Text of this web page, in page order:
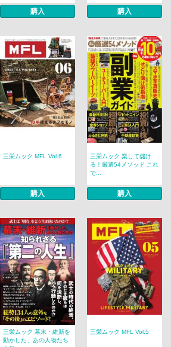
購入 購入
三栄ムック MFL Vol.6
購入
三栄ムック 楽して儲け
る！厳選54メソッド これ
で...
購入
三栄ムック 幕末・維新を
動かした、あの人物たち
三栄ムック MFL Vol.5